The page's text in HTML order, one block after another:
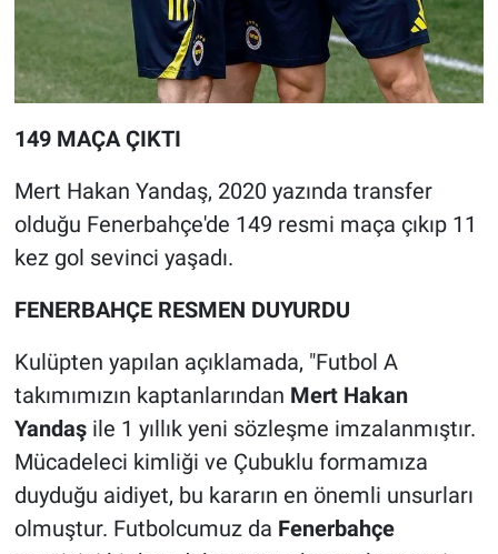
149 MAÇA ÇIKTI
Mert Hakan Yandaş, 2020 yazında transfer
olduğu Fenerbahçe'de 149 resmi maça çıkıp 11
kez gol sevinci yaşadı.
FENERBAHÇE RESMEN DUYURDU
Kulüpten yapılan açıklamada, "Futbol A
takımımızın kaptanlarından Mert Hakan
Yandaşile 1 yıllık yeni sözleşme imzalanmıştır.
Mücadeleci kimliği ve Çubuklu formamıza
duyduğu aidiyet, bu kararın en önemli unsurları
olmuştur. Futbolcumuz da Fenerbahçe